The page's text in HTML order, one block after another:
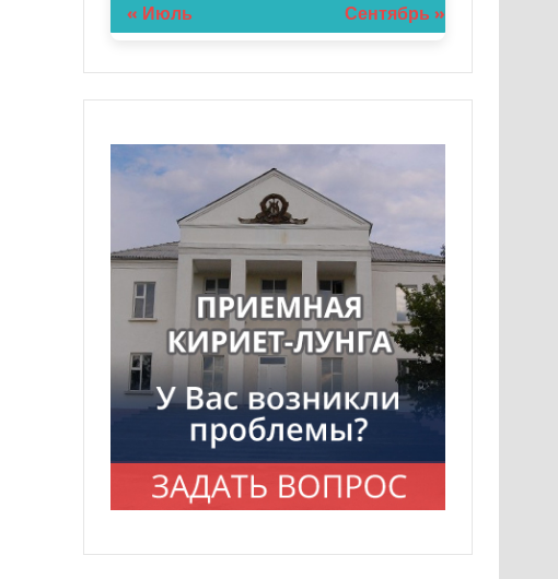
« Июль Сентябрь »